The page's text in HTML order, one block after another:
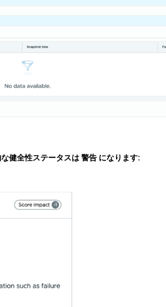
健全性ステータスは 警告 になります: